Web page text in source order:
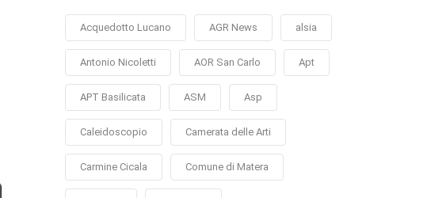
Acquedotto Lucano AGR News alsia
Antonio Nicoletti AOR San Carlo Apt
APT Basilicata ASM Asp
Caleidoscopio Camerata delle Arti
Carmine Cicala Comune di Matera